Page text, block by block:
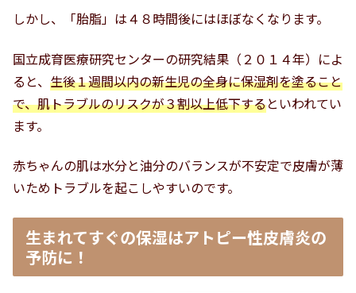
しかし、「胎脂」は４８時間後にはほぼなくなります。
国立成育医療研究センターの研究結果（２０１４年）によ
ると、 生後１週間以内の新生児の全身に保湿剤を塗ること
で、肌トラブルのリスクが３割以上低下するといわれてい
ます。
赤ちゃんの肌は水分と油分のバランスが不安定で皮膚が薄
いためトラブルを起こしやすいのです。
生まれてすぐの保湿はアトピー性皮膚炎の
予防に！